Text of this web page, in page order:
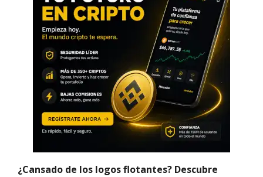
¿Cansado de los logos flotantes? Descubre